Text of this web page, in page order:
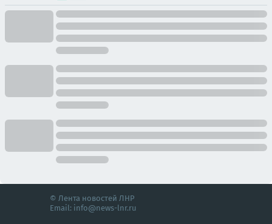
© Лента новостей ЛНР
Email: info@news-lnr.ru